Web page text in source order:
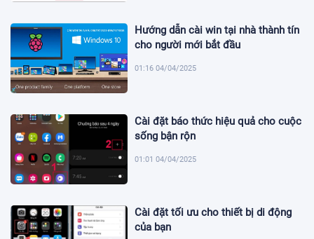
Hướng dẫn cài win tại nhà thành tín
cho người mới bắt đầu
01:16 04/04/2025
Cài đặt báo thức hiệu quả cho cuộc
sống bận rộn
01:01 04/04/2025
Cài đặt tối ưu cho thiết bị di động
của bạn